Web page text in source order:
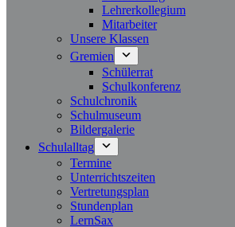
Lehrerkollegium
Mitarbeiter
Unsere Klassen
Gremien
Schülerrat
Schulkonferenz
Schulchronik
Schulmuseum
Bildergalerie
Schulalltag
Termine
Unterrichtszeiten
Vertretungsplan
Stundenplan
LernSax